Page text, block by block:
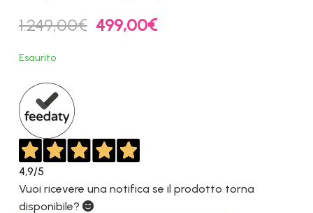
1.249,00€ Il
prezzo
499,00€Il
Esaurito
4,9/5
Vuoi ricevere una notifica se il prodotto torna
disponibile?